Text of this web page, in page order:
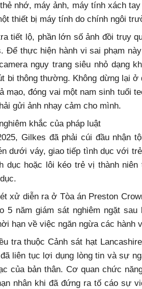
nhớ, máy ảnh, máy tính xách
thiết bị máy tính do chính ngôi
tiết lộ, phần lớn số ảnh đồi trụy
Để thực hiện hành vi sai phạm
ngụy trang siêu nhỏ dạng
bi thông thường. Không dừng lại
mạo, đóng vai một nam sinh tuổi
gửi ảnh nhạy cảm cho mình.
khắc của pháp luật
Gilkes đã phải cúi đầu nhận
dưới váy, giao tiếp tình dục với
dục hoặc lôi kéo trẻ vị thành
xử diễn ra ở Tòa án Preston
5 năm giám sát nghiêm ngặt
hạn về việc ngăn ngừa các
tra thuộc Cảnh sát hạt
liên tục lợi dụng lòng tin và sự
của bản thân. Cơ quan chức
nhân khi đã đứng ra tố cáo sự